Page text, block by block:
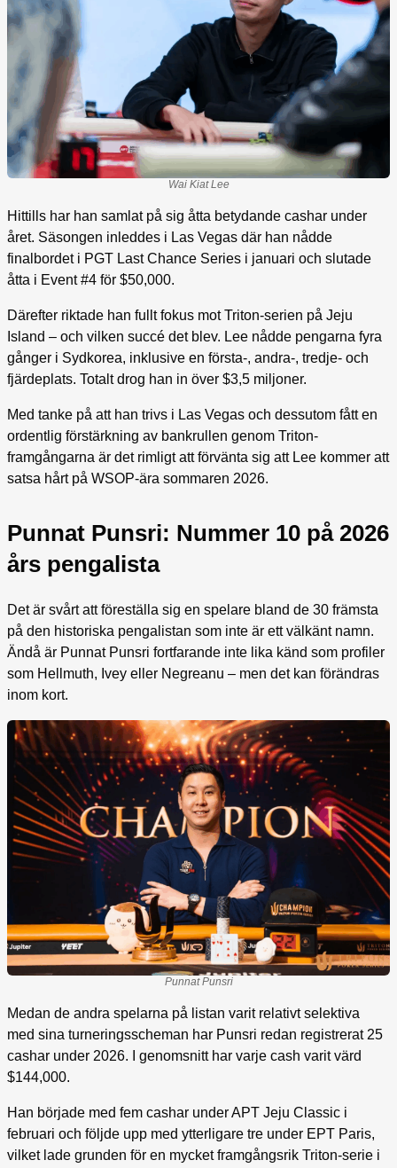
Wai Kiat Lee
Hittills har han samlat på sig åtta betydande cashar under
året. Säsongen inleddes i Las Vegas där han nådde
finalbordet i PGT Last Chance Series i januari och slutade
åtta i Event #4 för $50,000.
Därefter riktade han fullt fokus mot Triton-serien på Jeju
Island – och vilken succé det blev. Lee nådde pengarna fyra
gånger i Sydkorea, inklusive en första-, andra-, tredje- och
fjärdeplats. Totalt drog han in över $3,5 miljoner.
Med tanke på att han trivs i Las Vegas och dessutom fått en
ordentlig förstärkning av bankrullen genom Triton-
framgångarna är det rimligt att förvänta sig att Lee kommer att
satsa hårt på WSOP-ära sommaren 2026.
Punnat Punsri: Nummer 10 på 2026
års pengalista
Det är svårt att föreställa sig en spelare bland de 30 främsta
på den historiska pengalistan som inte är ett välkänt namn.
Ändå är Punnat Punsri fortfarande inte lika känd som profiler
som Hellmuth, Ivey eller Negreanu – men det kan förändras
inom kort.
Punnat Punsri
Medan de andra spelarna på listan varit relativt selektiva
med sina turneringsscheman har Punsri redan registrerat 25
cashar under 2026. I genomsnitt har varje cash varit värd
$144,000.
Han började med fem cashar under APT Jeju Classic i
februari och följde upp med ytterligare tre under EPT Paris,
vilket lade grunden för en mycket framgångsrik Triton-serie i